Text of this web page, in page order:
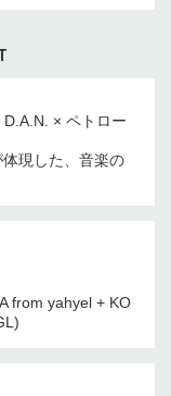
× ペトロー
現した、音楽の
from yahyel + KO